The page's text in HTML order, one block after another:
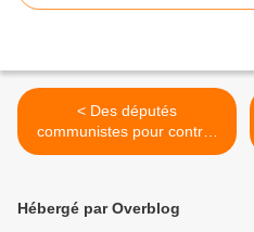
< Des députés
communistes pour contrer
la baisse des fonds
Hébergé par Overblog